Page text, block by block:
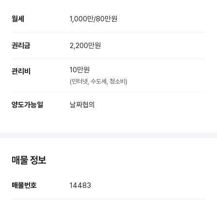
월세 1,000만/80만원
권리금 2,200만원
관리비 10만원
(인터넷, 수도세, 청소비)
양도가능일 날짜협의
매물 정보
매물번호 14483